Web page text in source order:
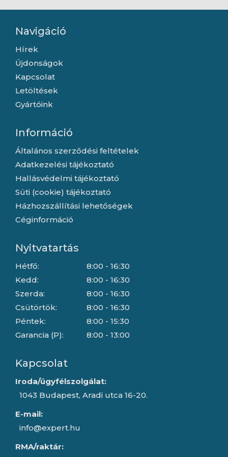
Navigáció
Hírek
Újdonságok
Kapcsolat
Letöltések
Gyártóink
Információ
Általános szerződési feltételek
Adatkezelési tájékoztató
Hallásvédelmi tájékoztató
Süti (cookie) tájékoztató
Házhozszállítási lehetőségek
Céginformáció
Nyitvatartás
Hétfő:
Kedd:
Szerda:
Csütörtök:
Péntek:
Garancia (P):
8:00 - 16:30
8:00 - 16:30
8:00 - 16:30
8:00 - 16:30
8:00 - 15:30
8:00 - 13:00
Kapcsolat
Iroda/ügyfélszolgálat:
1043 Budapest, Aradi utca 16-20.
E-mail:
info@expert.hu
RMA/raktár: